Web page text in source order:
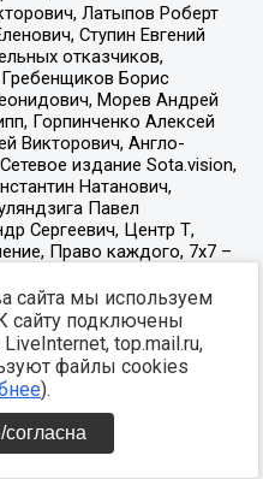
сайта мы используем
сайту подключены
top.mail.ru,
файлы cookies
).